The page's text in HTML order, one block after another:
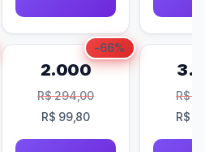
-66%
2.000
R$294,00
R$ 99,80
R$
R$